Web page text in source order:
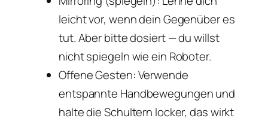
leicht vor, wenn dein Gegenüber es
tut. Aber bitte dosiert — du willst
nicht spiegeln wie ein Roboter.
Offene Gesten: Verwende
entspannte Handbewegungen und
halte die Schultern locker, das wirkt